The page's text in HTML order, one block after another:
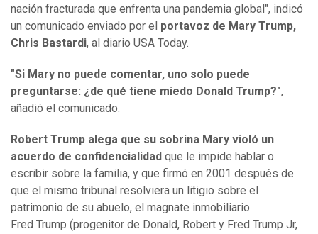
nación fracturada que enfrenta una pandemia global", indicó
un comunicado enviado por el portavoz de Mary Trump,
Chris Bastardi, al diario USA Today.
"Si Mary no puede comentar, uno solo puede
preguntarse: ¿de qué tiene miedo Donald Trump?",
añadió el comunicado.
Robert Trump alega que su sobrina Mary violó un
acuerdo de confidencialidad que le impide hablar o
escribir sobre la familia, y que firmó en 2001 después de
que el mismo tribunal resolviera un litigio sobre el
patrimonio de su abuelo, el magnate inmobiliario
Fred Trump (progenitor de Donald, Robert y Fred Trump Jr,